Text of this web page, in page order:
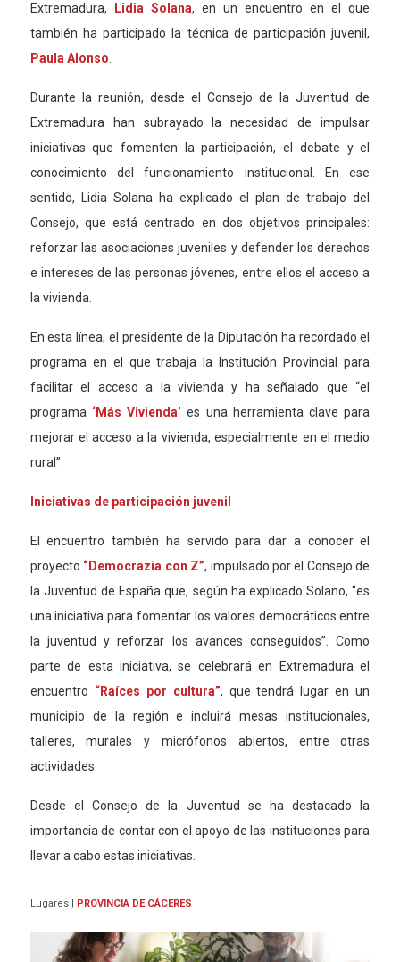
Extremadura,
Lidia Solana, en un encuentro en el que
también ha participado la técnica de participación juvenil,
Paula Alonso.
Durante la reunión, desde el Consejo de la Juventud de
Extremadura han subrayado la necesidad de impulsar
iniciativas que fomenten la participación, el debate y el
conocimiento del funcionamiento institucional.
En ese
sentido, Lidia Solana ha explicado el plan de trabajo del
Consejo, que está centrado en dos objetivos principales:
reforzar las asociaciones juveniles y defender los derechos
e intereses de las personas jóvenes, entre ellos el acceso a
la vivienda.
En esta línea, el presidente de la Diputación ha recordado el
programa en el que trabaja la Institución Provincial para
facilitar el acceso a la vivienda y ha señalado que “el
programa ‘Más Vivienda’ es una herramienta clave para
mejorar el acceso a la vivienda, especialmente en el medio
rural”.
Iniciativas de participación juvenil
El encuentro también ha servido para dar a conocerel
proyecto “Democrazia con Z”, impulsado por el Consejo de
la Juventud de España que, según ha explicado Solano, “es
una iniciativa para fomentar los valores democráticos entre
la juventud y reforzar los avances conseguidos”. Como
parte de esta iniciativa, se celebrará en Extremadura el
encuentro “Raíces por cultura”, que tendrá lugar en un
municipio de la región e incluirá mesas institucionales,
talleres, murales y micrófonos abiertos, entre otras
actividades.
Desde el Consejo de la Juventud se ha destacado la
importancia de contar con el apoyo de las instituciones para
llevar a cabo estas iniciativas.
Lugares PROVINCIA DE CÁCERES